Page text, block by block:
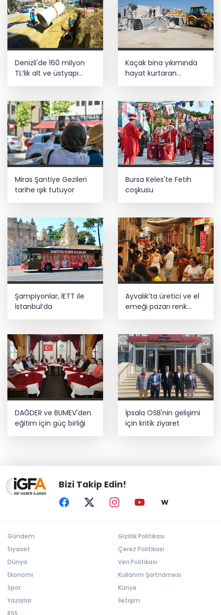
Denizli'de 160 milyon
TL’lik alt ve üstyapı
Kaçak bina yıkımında
hayat kurtaran
Miras Şantiye Gezileri
tarihe ışık tutuyor
Bursa Keles'te Fetih
coşkusu
Şampiyonlar, İETT ile
İstanbul’da
Ayvalık’ta üretici ve el
emeği pazarı renk
katıyor
DAĞDER ve BUMEV'den
eğitim için güç birliği
İpsala OSB'nin gelişimi
için kritik ziyaret
Bizi Takip Edin!
Gündem
Siyaset
Dünya
Ekonomi
Spor
Yazarlar
Gizlilik Politikası
Çerez Politikası
Veri Politikası
Kullanım Şartnamesi
Künye
İletişim